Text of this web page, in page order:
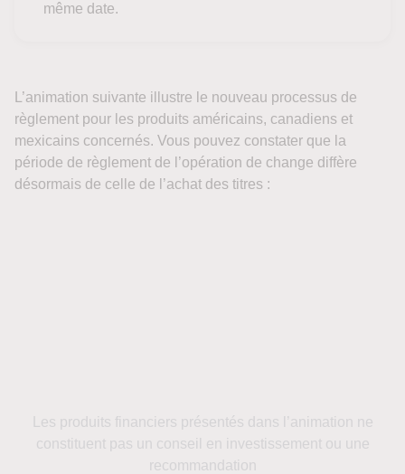
même date.
L’animation suivante illustre le nouveau processus de
règlement pour les produits américains, canadiens et
mexicains concernés. Vous pouvez constater que la
période de règlement de l’opération de change diffère
désormais de celle de l’achat des titres :
Les produits financiers présentés dans l’animation ne
constituent pas un conseil en investissement ou une
recommandation